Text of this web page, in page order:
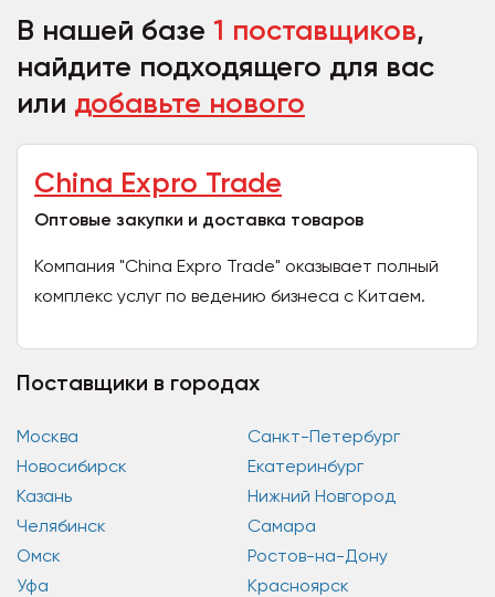
В нашей базе 1 поставщиков,
найдите подходящего для вас
или добавьте нового
China Expro Trade
Оптовые закупки и доставка товаров
Компания "China Expro Trade" оказывает полный
комплекс услуг по ведению бизнеса с Китаем.
поставщиков....
Поставщики в городах
Москва
Санкт-Петербург
Новосибирск
Екатеринбург
Казань
Нижний Новгород
Челябинск
Самара
Омск
Ростов-на-Дону
Уфа
Красноярск